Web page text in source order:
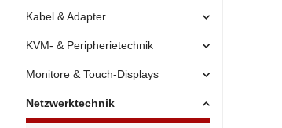
Kabel & Adapter
KVM- & Peripherietechnik
Monitore & Touch-Displays
Netzwerktechnik